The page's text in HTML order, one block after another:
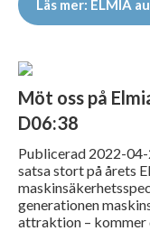
Läs mer: ELMIA
Möt oss på
D06:38
Publicerad 2022-
satsa stort på årets
generationen
attraktion – kommer